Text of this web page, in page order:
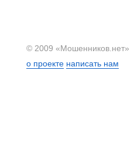
© 2009 «Мошенников.нет»
о проекте написать нам